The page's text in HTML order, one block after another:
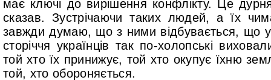
має ключі до вирішення конфлікту. Це
сказав. Зустрічаючи таких людей, а їх
завжди думаю, що з ними відбувається, що у
сторіччя українців так по-холопські
той хто їх принижує, той хто окупує їхню
той, хто обороняється.